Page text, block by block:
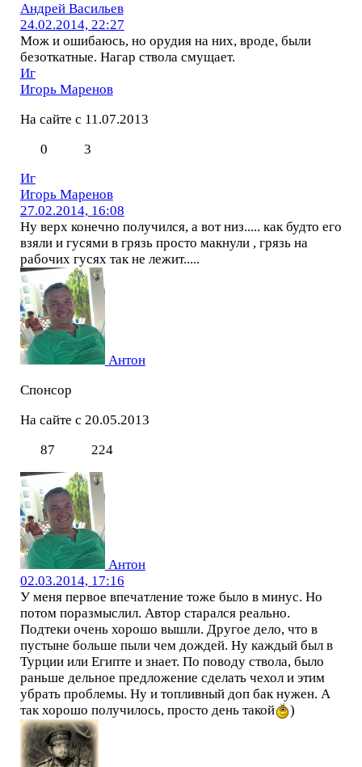
Андрей Васильев
24.02.2014, 22:27
Мож и ошибаюсь, но орудия на них, вроде, были
безоткатные. Нагар ствола смущает.
Иг
Игорь Маренов
На сайте с 11.07.2013
0
3
Иг
Игорь Маренов
27.02.2014, 16:08
Ну верх конечно получился, а вот низ..... как будто его
взяли и гусями в грязь просто макнули , грязь на
рабочих гусях так не лежит.....
Антон
Спонсор
На сайте с 20.05.2013
87
224
Антон
02.03.2014, 17:16
У меня первое впечатление тоже было в минус. Но
потом поразмыслил. Автор старался реально.
Подтеки очень хорошо вышли. Другое дело, что в
пустыне больше пыли чем дождей. Ну каждый был в
Турции или Египте и знает. По поводу ствола, было
раньше дельное предложение сделать чехол и этим
убрать проблемы. Ну и топливный доп бак нужен. А
так хорошо получилось, просто день такой
)